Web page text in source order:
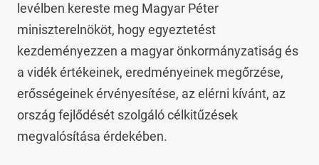
levélben kereste meg Magyar Péter
miniszterelnököt, hogy egyeztetést
kezdeményezzen a magyar önkormányzatiság és
a vidék értékeinek, eredményeinek megőrzése,
erősségeinek érvényesítése, az elérni kívánt, az
ország fejlődését szolgáló célkitűzések
megvalósítása érdekében.